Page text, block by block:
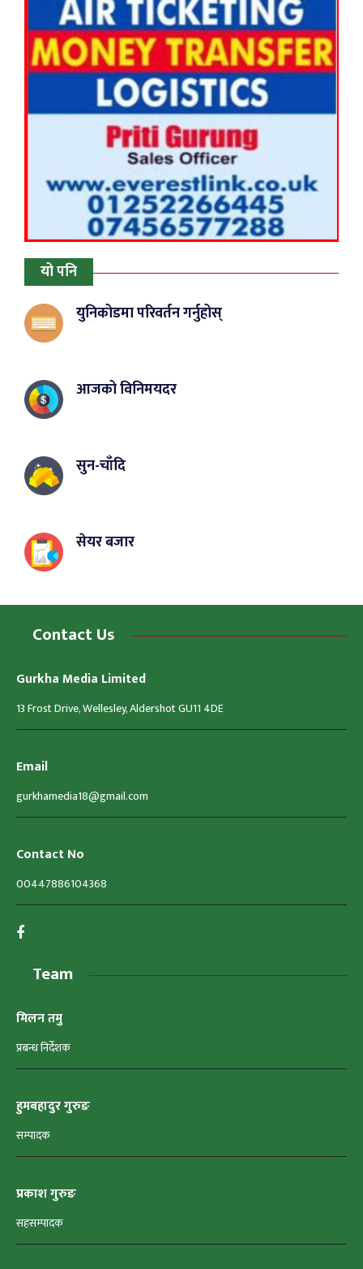
यो पनि
युनिकोडमा परिवर्तन गर्नुहोस्
आजको विनिमयदर
सुन-चाँदि
सेयर बजार
Contact Us
Gurkha Media Limited
13 Frost Drive, Wellesley, Aldershot GU11 4DE
Email
gurkhamedia18@gmail.com
Contact No
00447886104368
Team
मिलन तमु
प्रबन्ध निर्देशक
हुमबहादुर गुरुङ
सम्पादक
प्रकाश गुरुङ
सहसम्पादक